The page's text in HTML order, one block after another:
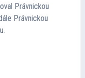
Právnickou
Právnickou